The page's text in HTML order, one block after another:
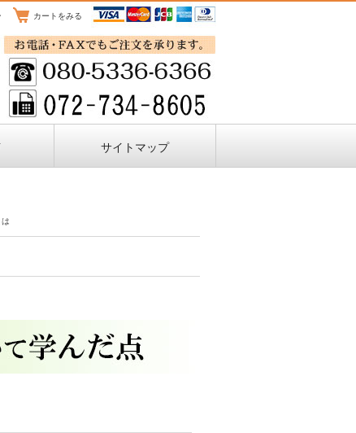
カートをみる
サイトマップ